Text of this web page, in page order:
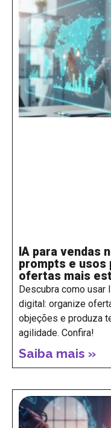
Saiba mais »
IA para vendas
prompts e usos
ofertas mais
objeções e produza
agilidade. Confira!